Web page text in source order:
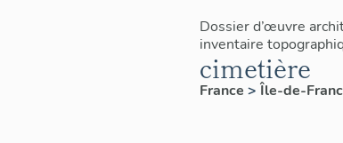
Dossier d’œuvre
inventaire
cimetière
France > Île-de-